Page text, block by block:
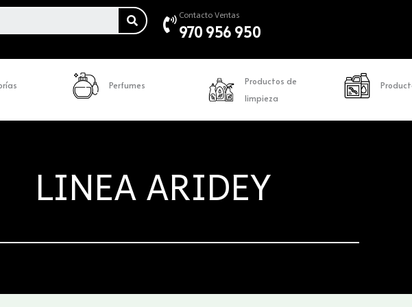
SEARCH Contacto Ventas
970 956 950
Perfumes
Productos de
limpieza
LINEA ARIDEY